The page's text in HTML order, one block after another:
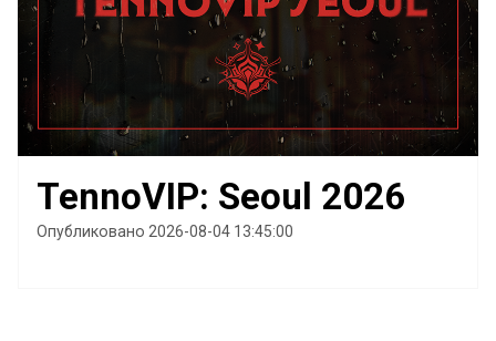
TennoVIP: Seoul 2026
Опубликовано 2026-08-04 13:45:00